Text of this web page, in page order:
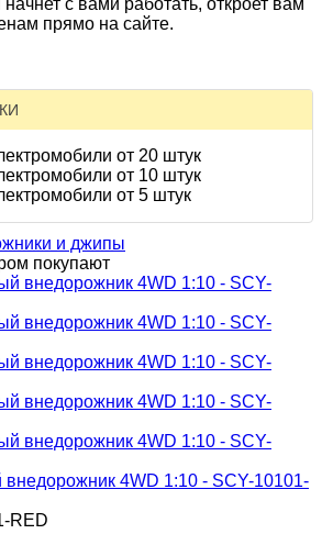
прямо на сайте.
от 20 штук
от 10 штук
от 5 штук
и джипы
покупают
4WD 1:10 - SCY-10101-
RED